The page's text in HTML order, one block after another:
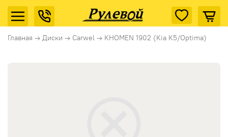
Главная → Диски → Carwel → KHOMEN 1902 (Kia K5/Optima)